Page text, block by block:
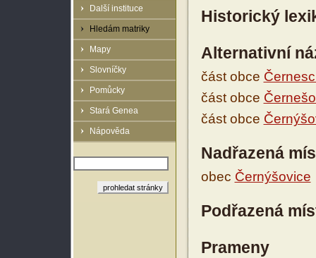
Další instituce
Hledám matriky
Mapy
Slovníčky
Pomůcky
Stará Genea
Nápověda
Historický
Alternativní
část obce
část obce
část obce
Nadřazená
obec Černýšovice
Podřazená
Prameny